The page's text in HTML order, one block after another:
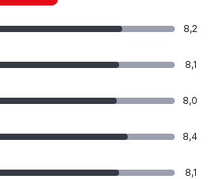
8,2
8,1
8,0
8,4
8,1